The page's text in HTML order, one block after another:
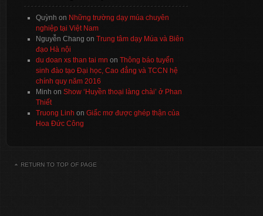
Quỳnh on Những trường dạy múa chuyên
nghiệp tại Việt Nam
Nguyễn Chang on Trung tâm dạy Múa và Biên
đạo Hà nội
du doan xs than tai mn on Thông báo tuyển
sinh đào tạo Đại học, Cao đẳng và TCCN hệ
chính quy năm 2016
Minh on Show ‘Huyền thoại làng chài’ ở Phan
Thiết
Truong Linh on Giấc mơ được ghép thận của
Hoa Đức Công
RETURN TO TOP OF PAGE